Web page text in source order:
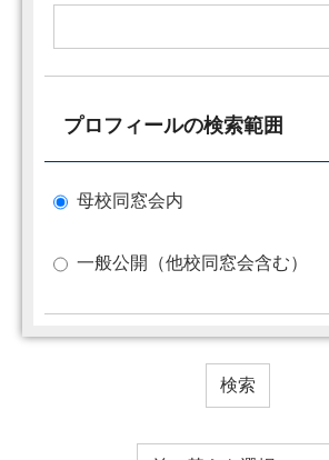
プロフィールの検索範囲
母校同窓会内
一般公開（他校同窓会含む）